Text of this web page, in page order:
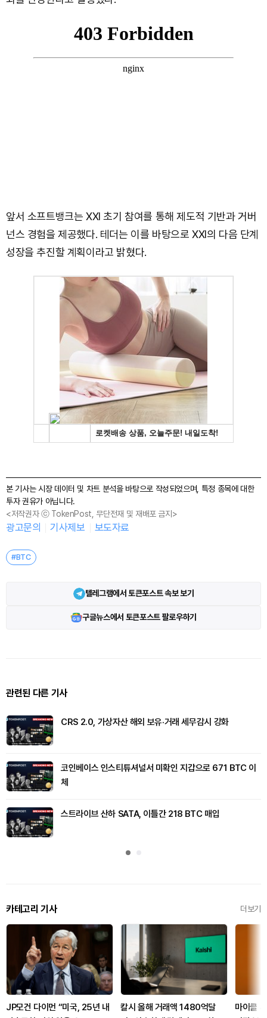
앞서 소프트뱅크는 XXI 초기 참여를 통해 제도적 기반과 거버
넌스 경험을 제공했다. 테더는 이를 바탕으로 XXI의 다음 단계
성장을 추진할 계획이라고 밝혔다.
본 기사는 시장 데이터 및 차트 분석을 바탕으로 작성되었으며, 특정 종목에 대한
투자 권유가 아닙니다.
<저작권자 ⓒ TokenPost, 무단전재 및 재배포 금지>
광고문의 기사제보 보도자료
#BTC
텔레그램에서 토큰포스트 속보 보기
구글뉴스에서 토큰포스트 팔로우하기
관련된 다른 기사
CRS 2.0, 가상자산 해외 보유·거래 세무감시 강화
코인베이스 인스티튜셔널서 미확인 지갑으로 671 BTC 이
체
스트라이브 산하 SATA, 이틀간 218 BTC 매입
카테고리 기사 더보기
JP모건 다이먼 “미국, 25년 내
칼시 올해 거래액 1480억달
마이클